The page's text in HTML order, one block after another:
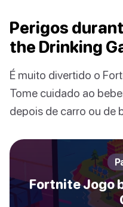
Perigos
the Drinking
É muito divertido o
Tome cuidado ao
depois de carro ou de
Fortnite Jogo